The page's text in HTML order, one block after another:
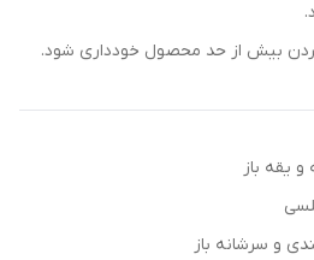
بیش از حد محصول خودداری شود.
یقه باز
و سرشانه باز